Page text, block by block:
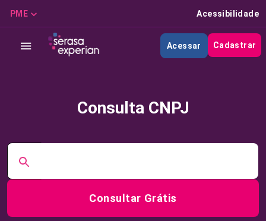
PME Acessibilidade
Acessar Cadastrar
Consulta CNPJ
Consultar Grátis